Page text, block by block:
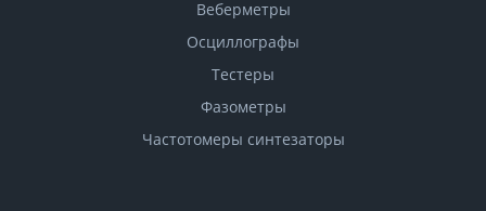
Веберметры
Осциллографы
Тестеры
Фазометры
Чаcтотомеры синтезаторы